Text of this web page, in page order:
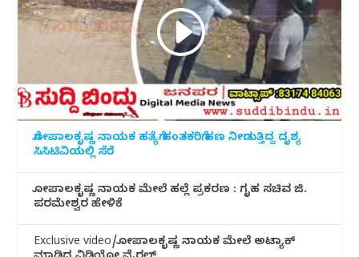
ಗೋಪಾಲಕೃಷ್ಣ ನಾಯಕ ಹತ್ಯೆಗೆ ಹಂತಕರಿಗೆ ಹಣ ನೀಡುತ್ತಿದ್ದ ದೃಶ್ಯ
ಸಿಸಿಟಿವಿಯಲ್ಲಿ ಸೆರೆ
ಗೋಪಾಲಕೃಷ್ಣ ನಾಯಕ ಮೇಲೆ ಹಲ್ಲೆ ಪ್ರಕರಣ : ಗೃಹ ಸಚಿವ ಜಿ.
ಪರಮೇಶ್ವರ ಹೇಳಿಕೆ
Exclusive video/ಗೋಪಾಲಕೃಷ್ಣ ನಾಯಕ ಮೇಲೆ ಅಟ್ಯಾಕ್